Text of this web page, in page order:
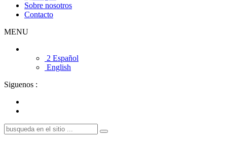
Sobre nosotros
Contacto
MENU
2 Español
English
Siguenos :